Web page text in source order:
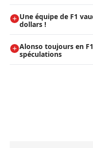
Une équipe de F1
dollars !
Alonso toujours en
spéculations